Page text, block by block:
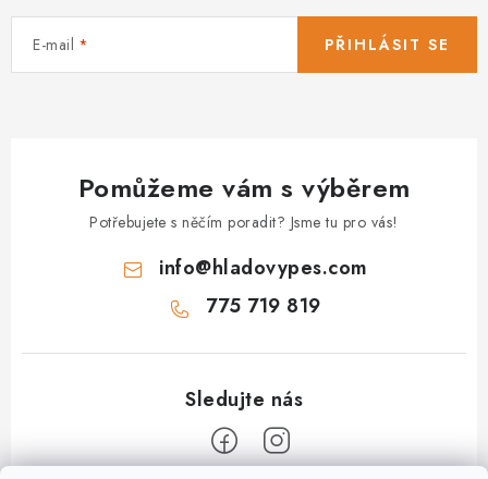
E-mail PŘIHLÁSIT SE
Pomůžeme vám s výběrem
Potřebujete s něčím poradit? Jsme tu pro vás!
info@hladovypes.com
775 719 819